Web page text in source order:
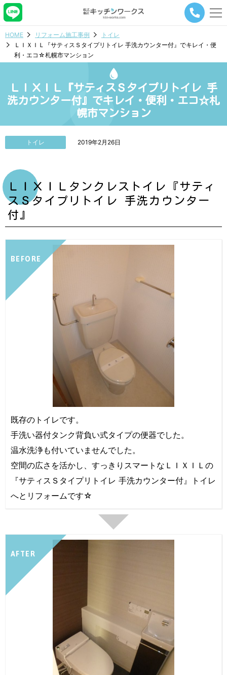
メ
ー
ビ
ー
シ
ョ
ン
タ
HOME リフォーム施工事例
トイレ
ＬＩＸＩＬ『サティスＳタイプリトイレ 手洗カウンター付』でキレイ・便
利・エコ☆札幌市マンション
ＬＩＸＩＬ『サティスＳタイプリトイレ 手
洗カウンター付』でキレイ・便利・エコ☆札
幌市マンション
トイレ 2019年2月26日
ＬＩＸＩＬタンクレストイレ『サティ
スＳタイプリトイレ 手洗カウンター
付』
BEFORE
既存のトイレです。
手洗い器付タンク背負い式タイプの便器でした。
温水洗浄も付いていませんでした。
空間の広さを活かし、すっきりスマートなＬＩＸＩＬの
『サティスＳタイプリトイレ 手洗カウンター付』トイレ
へとリフォームです☆
AFTER